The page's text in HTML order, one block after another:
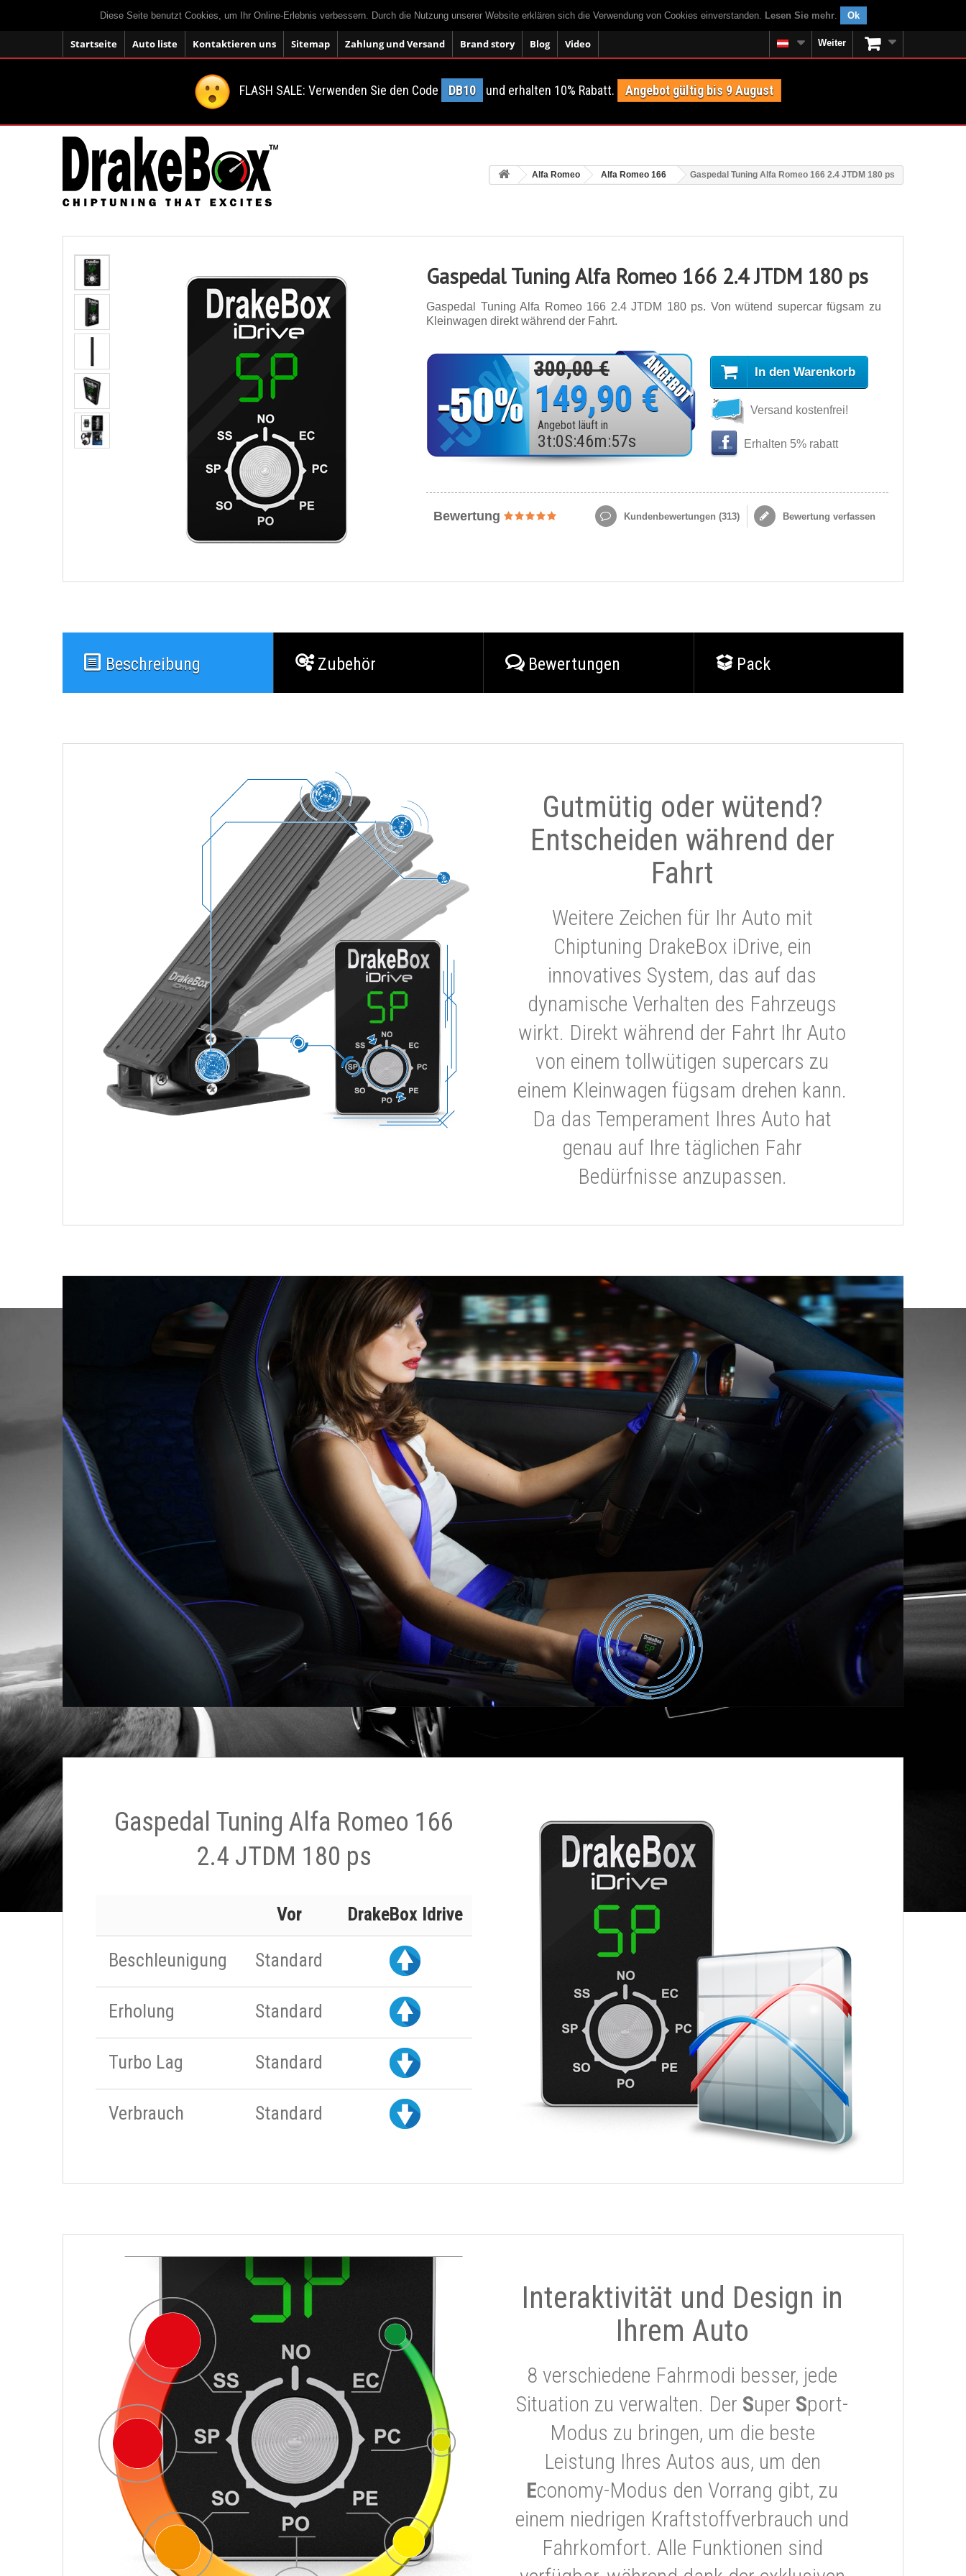
Diese Seite benutzt Cookies, um Ihr Online-Erlebnis verbessern. Durch die Nutzung unserer Website erklären sich die Verwendung von Cookies einverstanden. Lesen Sie mehr. Ok
Startseite Auto liste Kontaktieren uns Sitemap Zahlung und Versand Brand story Blog Video Weiter
FLASH SALE: Verwenden Sie den Code DB10 und erhalten 10% Rabatt. Angebot gültig bis 9 August
Alfa Romeo Alfa Romeo 166 Gaspedal Tuning Alfa Romeo 166 2.4 JTDM 180 ps
Gaspedal Tuning Alfa Romeo 166 2.4 JTDM 180 ps
Gaspedal Tuning Alfa Romeo 166 2.4 JTDM 180 ps. Von wütend supercar fügsam zu
Kleinwagen direkt während der Fahrt.
300,00 €
149,90 €
Angebot läuft in
3t:0S:46m:55s
In den Warenkorb
Versand kostenfrei!
Erhalten 5% rabatt
Bewertung Kundenbewertungen (313) Bewertung verfassen
Beschreibung Zubehör Bewertungen Pack
Gutmütig oder wütend?
Entscheiden während der
Fahrt
Weitere Zeichen für Ihr Auto mit
Chiptuning DrakeBox iDrive, ein
innovatives System, das auf das
dynamische Verhalten des Fahrzeugs
wirkt. Direkt während der Fahrt Ihr Auto
von einem tollwütigen supercars zu
einem Kleinwagen fügsam drehen kann.
Da das Temperament Ihres Auto hat
genau auf Ihre täglichen Fahr
Bedürfnisse anzupassen.
Gaspedal Tuning Alfa Romeo 166
2.4 JTDM 180 ps
Vor DrakeBox Idrive
Beschleunigung Standard
Erholung Standard
Turbo Lag Standard
Verbrauch Standard
Interaktivität und Design in
Ihrem Auto
8 verschiedene Fahrmodi besser, jede
Situation zu verwalten. Der Super Sport-
Modus zu bringen, um die beste
Leistung Ihres Autos aus, um den
Economy-Modus den Vorrang gibt, zu
einem niedrigen Kraftstoffverbrauch und
Fahrkomfort. Alle Funktionen sind